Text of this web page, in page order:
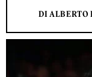
DI ALBERTO